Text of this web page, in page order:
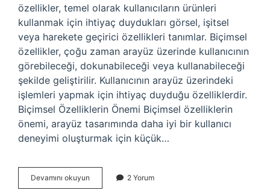
özellikler, temel olarak kullanıcıların ürünleri
kullanmak için ihtiyaç duydukları görsel, işitsel
veya harekete geçirici özellikleri tanımlar. Biçimsel
özellikler, çoğu zaman arayüz üzerinde kullanıcının
görebileceği, dokunabileceği veya kullanabileceği
şekilde geliştirilir. Kullanıcının arayüz üzerindeki
işlemleri yapmak için ihtiyaç duyduğu özelliklerdir.
Biçimsel Özelliklerin Önemi Biçimsel özelliklerin
önemi, arayüz tasarımında daha iyi bir kullanıcı
deneyimi oluşturmak için küçük…
Devamını okuyun Biçimsel
özellikleri
2 Yorum